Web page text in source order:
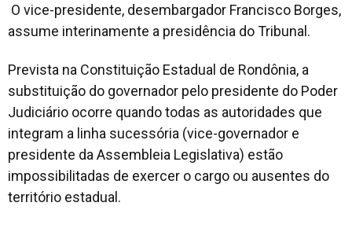
O vice-presidente, desembargador Francisco Borges,
assume interinamente a presidência do Tribunal.
Prevista na Constituição Estadual de Rondônia, a
substituição do governador pelo presidente do Poder
Judiciário ocorre quando todas as autoridades que
integram a linha sucessória (vice-governador e
presidente da Assembleia Legislativa) estão
impossibilitadas de exercer o cargo ou ausentes do
território estadual.